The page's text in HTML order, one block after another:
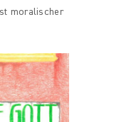
moralischer